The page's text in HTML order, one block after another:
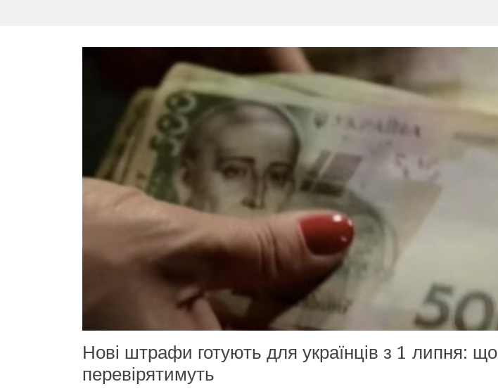
Нові штрафи готують для українців з 1 липня: що
перевірятимуть